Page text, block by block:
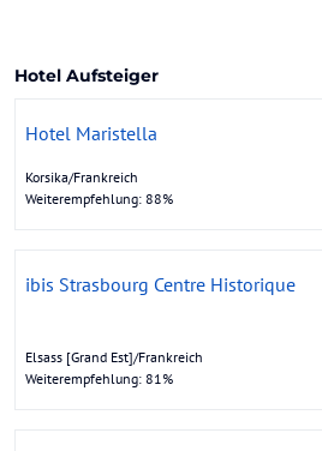
Hotel Aufsteiger
Hotel Maristella
Korsika/Frankreich
Weiterempfehlung: 88%
ibis Strasbourg Centre Historique
Elsass [Grand Est]/Frankreich
Weiterempfehlung: 81%